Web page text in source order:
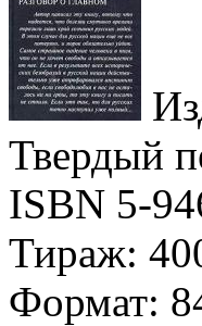
Твердый
ISBN 5-
Тираж:
Формат: